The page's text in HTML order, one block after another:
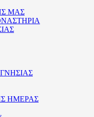
ΜΑΣ
ΗΜΕΡΑΣ